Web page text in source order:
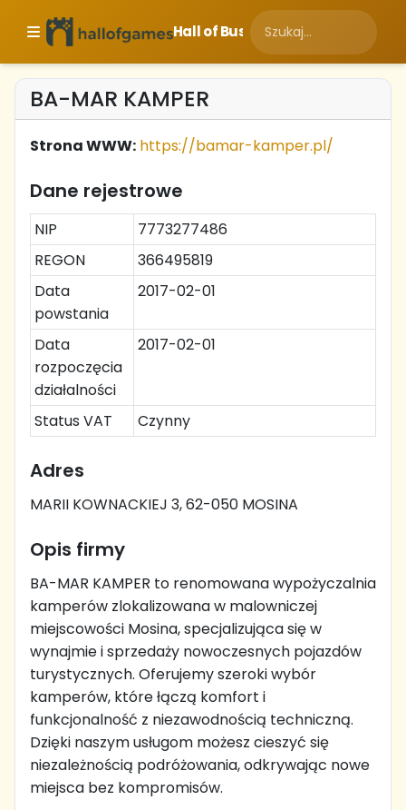
Hall of Business
BA-MAR KAMPER
Strona WWW: https://bamar-kamper.pl/
Dane rejestrowe
NIP
7773277486
REGON
366495819
Data
powstania
2017-02-01
Data
rozpoczęcia
działalności
2017-02-01
Status VAT Czynny
Adres
MARII KOWNACKIEJ 3, 62-050 MOSINA
Opis firmy
BA-MAR KAMPER to renomowana wypożyczalnia
kamperów zlokalizowana w malowniczej
miejscowości Mosina, specjalizująca się w
wynajmie i sprzedaży nowoczesnych pojazdów
turystycznych. Oferujemy szeroki wybór
kamperów, które łączą komfort i
funkcjonalność z niezawodnością techniczną.
Dzięki naszym usługom możesz cieszyć się
niezależnością podróżowania, odkrywając nowe
miejsca bez kompromisów.